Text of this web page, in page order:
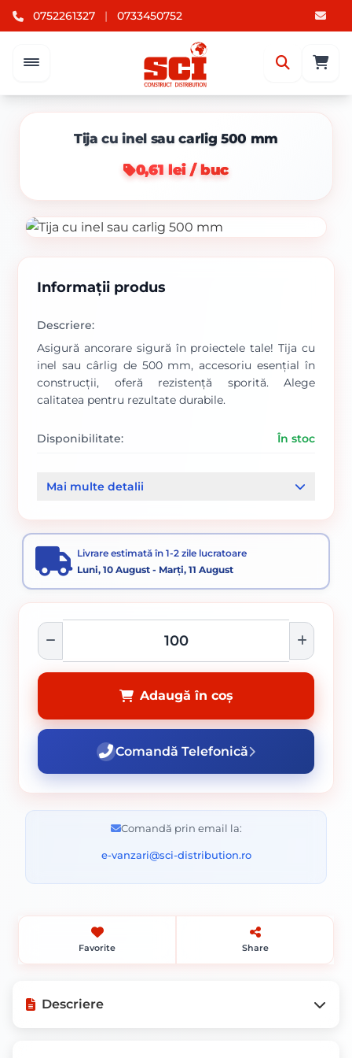
0752261327 | 0733450752
Tija cu inel sau carlig 500 mm
0,61 lei / buc
Informații produs
Descriere:
Asigură ancorare sigură în proiectele tale! Tija cu
inel sau cârlig de 500 mm, accesoriu esențial în
construcții, oferă rezistență sporită. Alege
calitatea pentru rezultate durabile.
Disponibilitate: În stoc
Mai multe detalii
Livrare estimată în 1-2 zile lucratoare
Luni, 10 August - Marți, 11 August
Adaugă în coș
Comandă Telefonică
Comandă prin email la:
e-vanzari@sci-distribution.ro
Favorite Share
Descriere